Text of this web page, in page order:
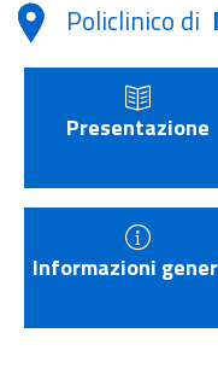
Policlinico di
Presentazione
Informazioni